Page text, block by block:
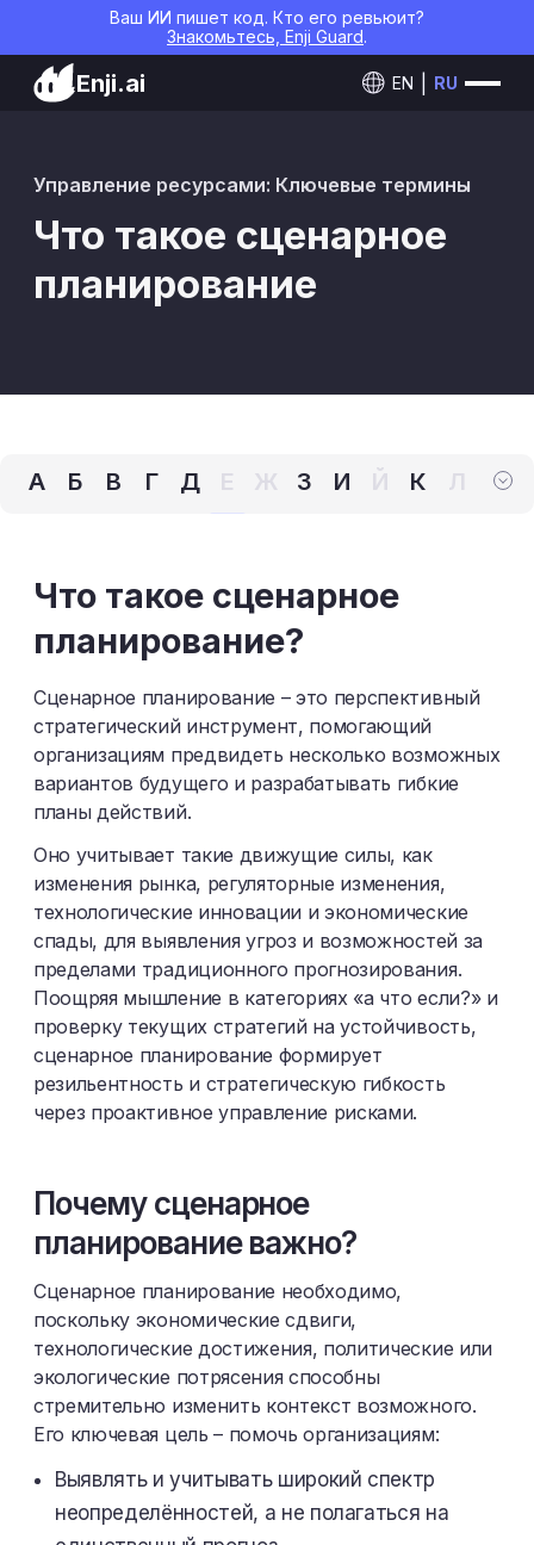
Ваш ИИ пишет код. Кто его ревьюит?
Знакомьтесь, Enji Guard.
Enji.ai EN RU
Управление ресурсами: Ключевые термины
Что такое сценарное
планирование
А Б В Г Д Е Ж З И Й К
Л
Что такое сценарное
планирование?
Сценарное планирование – это перспективный
стратегический инструмент, помогающий
организациям предвидеть несколько возможных
вариантов будущего и разрабатывать гибкие
планы действий.
Оно учитывает такие движущие силы, как
изменения рынка, регуляторные изменения,
технологические инновации и экономические
спады, для выявления угроз и возможностей за
пределами традиционного прогнозирования.
Поощряя мышление в категориях «а что если?» и
проверку текущих стратегий на устойчивость,
сценарное планирование формирует
резильентность и стратегическую гибкость
через проактивное управление рисками.
Почему сценарное
планирование важно?
Сценарное планирование необходимо,
поскольку экономические сдвиги,
технологические достижения, политические или
экологические потрясения способны
стремительно изменить контекст возможного.
Его ключевая цель – помочь организациям:
Выявлять и учитывать широкий спектр
неопределённостей, а не полагаться на